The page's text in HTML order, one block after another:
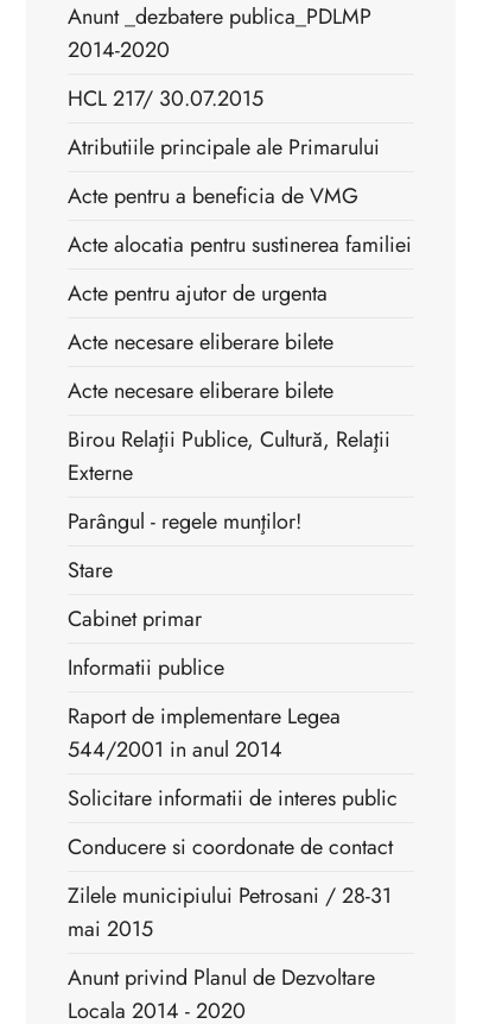
Anunt _dezbatere publica_PDLMP
2014-2020
HCL 217/ 30.07.2015
Atributiile principale ale Primarului
Acte pentru a beneficia de VMG
Acte alocatia pentru sustinerea familiei
Acte pentru ajutor de urgenta
Acte necesare eliberare bilete
Acte necesare eliberare bilete
Birou Relaţii Publice, Cultură, Relaţii
Externe
Parângul - regele munţilor!
Stare
Cabinet primar
Informatii publice
Raport de implementare Legea
544/2001 in anul 2014
Solicitare informatii de interes public
Conducere si coordonate de contact
Zilele municipiului Petrosani / 28-31
mai 2015
Anunt privind Planul de Dezvoltare
Locala 2014 - 2020